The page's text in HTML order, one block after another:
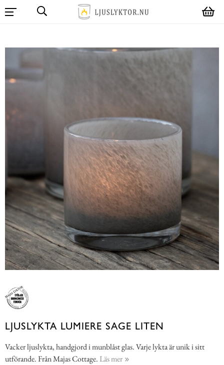
LJUSLYKTA LUMIERE SAGE LITEN
Vacker ljuslykta, handgjord i munblåst glas. Varje lykta är unik i sitt
utförande. Från Majas Cottage. Läs mer